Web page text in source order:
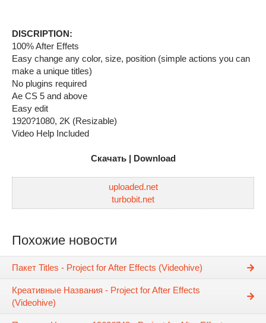
DISCRIPTION:
100% After Effets
Easy change any color, size, position (simple actions you can
make a unique titles)
No plugins required
Ae CS 5 and above
Easy edit
1920?1080, 2K (Resizable)
Video Help Included
Скачать | Download
uploaded.net
turbobit.net
Похожие новости
Пакет Titles - Project for After Effects (Videohive)
Креативные Названия - Project for After Effects
(Videohive)